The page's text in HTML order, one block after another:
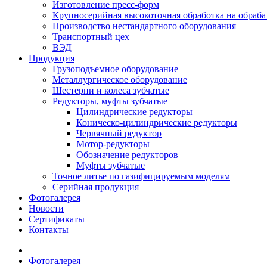
Изготовление пресс-форм
Крупносерийная высокоточная обработка на
Производство нестандартного оборудования
Транспортный цех
ВЭД
Продукция
Грузоподъемное оборудование
Металлургическое оборудование
Шестерни и колеса зубчатые
Редукторы, муфты зубчатые
Цилиндрические редукторы
Коническо-цилиндрические редукторы
Червячный редуктор
Мотор-редукторы
Обозначение редукторов
Муфты зубчатые
Точное литье по газифицируемым моделям
Серийная продукция
Фотогалерея
Новости
Сертификаты
Контакты
Фотогалерея